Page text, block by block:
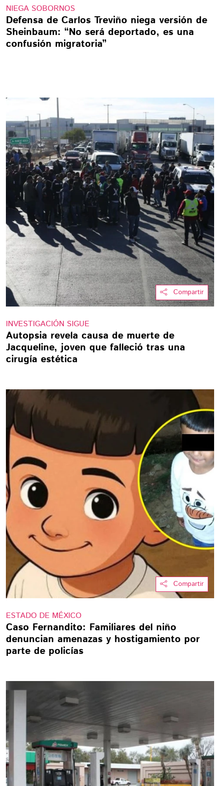
NIEGA SOBORNOS
Defensa de Carlos Treviño niega versión de
Sheinbaum: “No será deportado, es una
confusión migratoria”
Compartir
INVESTIGACIÓN SIGUE
Autopsia revela causa de muerte de
Jacqueline, joven que falleció tras una
cirugía estética
Compartir
ESTADO DE MÉXICO
Caso Fernandito: Familiares del niño
denuncian amenazas y hostigamiento por
parte de policías